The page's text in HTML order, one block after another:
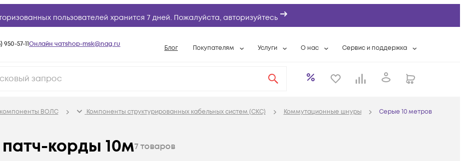
пользователей хранится 7 дней. Пожалуйста, авторизуйтесь
950-57-11Онлайн чатshop-msk@nag.ru Блог Покупателям
Условия доставки
Услуги
Системная интеграция
Бесплатная намотка оптического кабеля
О нас
Контактная информация
Аккредитация ИТ
Сервис и поддержка
Контакты сервисных центров
Сервисный центр
компоненты ВОЛС Компоненты структурированных кабельных систем (СКС) Коммутационные шнуры Серые 10 метров
корды 10м7товаров